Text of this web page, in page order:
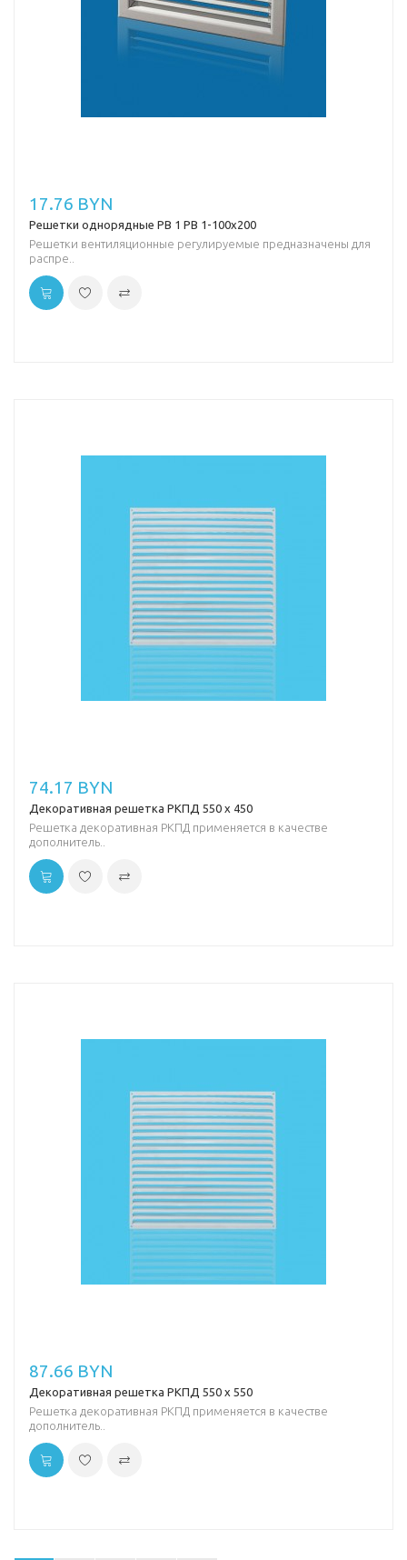
17.76 BYN
Решетки однорядные РВ 1 РВ 1-100х200
Решетки вентиляционные регулируемые предназначены для
распре..
74.17 BYN
Декоративная решетка РКПД 550 х 450
Решетка декоративная РКПД применяется в качестве
дополнитель..
87.66 BYN
Декоративная решетка РКПД 550 х 550
Решетка декоративная РКПД применяется в качестве
дополнитель..